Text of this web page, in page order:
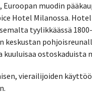
muodin
Hotel Milanossa.
tyylikkäässä
keskustan
ostoskaduista
vierailijoiden